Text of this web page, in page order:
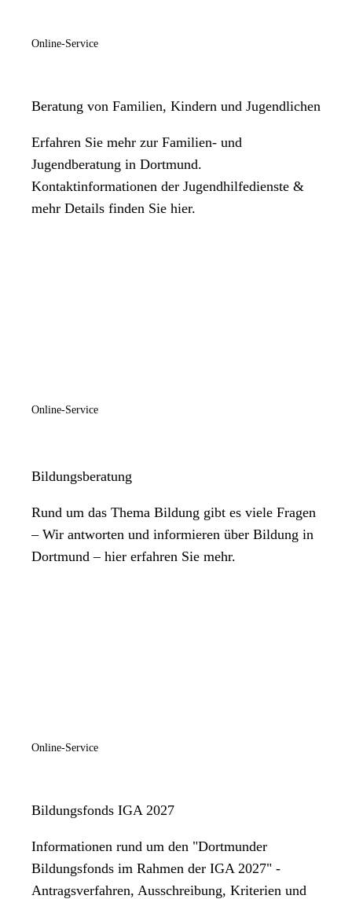
Online-Service
Beratung von Familien, Kindern und Jugendlichen
Erfahren Sie mehr zur Familien- und
Jugendberatung in Dortmund.
Kontaktinformationen der Jugendhilfedienste &
mehr Details finden Sie hier.
Online-Service
Bildungsberatung
Rund um das Thema Bildung gibt es viele Fragen
– Wir antworten und informieren über Bildung in
Dortmund – hier erfahren Sie mehr.
Online-Service
Bildungsfonds IGA 2027
Informationen rund um den "Dortmunder
Bildungsfonds im Rahmen der IGA 2027" -
Antragsverfahren, Ausschreibung, Kriterien und